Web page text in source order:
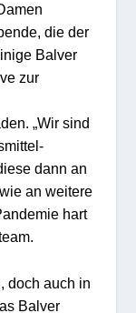
die der
Balver
zur
„Wir sind
dann an
an weitere
hart
doch auch in
Balver